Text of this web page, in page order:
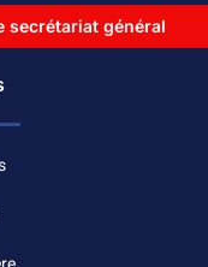
secrétariat général